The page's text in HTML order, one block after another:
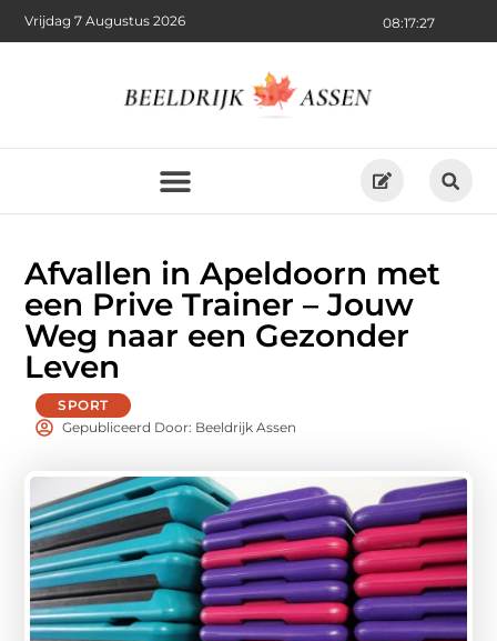
08:17:28
Vrijdag 7 Augustus 2026
Afvallen in Apeldoorn met
een Prive Trainer – Jouw
Weg naar een Gezonder
Leven
SPORT
Gepubliceerd Door: Beeldrijk Assen